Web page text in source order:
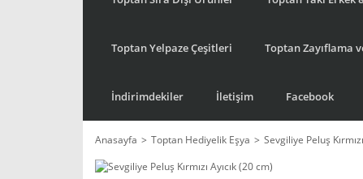
Toptan Yelpaze Çeşitleri Toptan Zayıflama
İndirimdekiler İletişim Facebook
Anasayfa Toptan Hediyelik Eşya Sevgiliye Peluş